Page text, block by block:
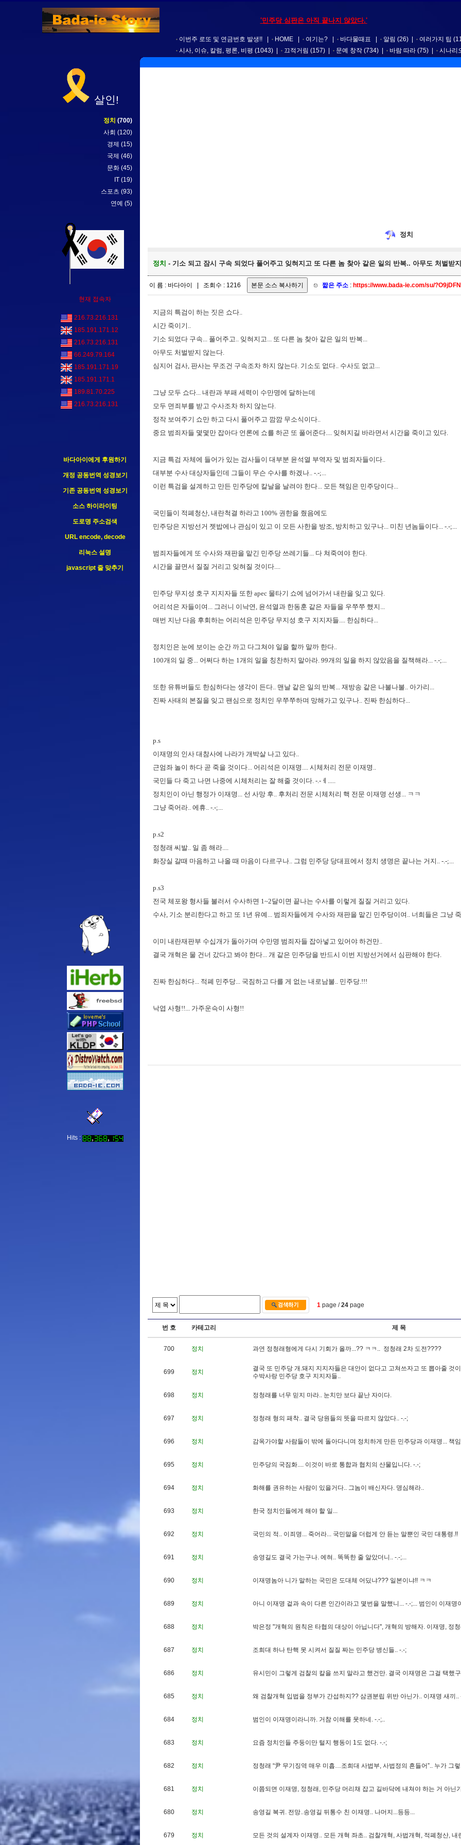
'민주당 심판은 아직 끝나지 않았다.'
이번주 로또 및 연금번호 발생!! HOME 여기는? 바다물때표 알림 (26) 여러가지 팁
시사, 이슈, 칼럼, 평론, 비평 (1043) 끄적거림 (157) 문예 창작 (734) 바람 따라 (75) 시나리
살인!
정치 (700)
사회 (120)
경제 (15)
국제 (46)
문화 (45)
IT (19)
스포츠 (93)
연예 (5)
현재 접속자
216.73.216.131
185.191.171.12
216.73.216.131
66.249.79.164
185.191.171.19
185.191.171.1
189.81.70.225
216.73.216.131
바다아이에게 후원하기
개정 공동번역 성경보기
기존 공동번역 성경보기
소스 하이라이팅
도로명 주소검색
URL encode, decode
리눅스 설명
javascript 줄 맞추기
Hits :
정치
정치 - 기소 되고 잠시 구속 되었다 풀어주고 잊혀지고 또 다른 놈 찾아 같은 일의 반복.. 아무도 처벌받
이 름 : 바다아이 | 조회수 : 1216 짧은 주소 : https://www.bada-ie.com/su/
지금의 특검이 하는 짓은 쇼다..
시간 죽이기..
기소 되었다 구속... 풀어주고.. 잊혀지고... 또 다른 놈 찾아 같은 일의 반복...
아무도 처벌받지 않는다.
심지어 검사, 판사는 무조건 구속조차 하지 않는다. 기소도 없다.. 수사도 없고...
그냥 모두 쇼다... 내란과 부패 세력이 수만명에 달하는데
모두 면죄부를 받고 수사조차 하지 않는다.
정작 보여주기 쇼만 하고 다시 풀어주고 깜깜 무소식이다..
중요 범죄자들 몇몇만 잡아다 언론에 쇼를 하곤 또 풀어준다.... 잊혀지길 바라면서 시간을 죽이고 있다.
지금 특검 자체에 들어가 있는 검사들이 대부분 윤석열 부역자 및 범죄자들이다..
대부분 수사 대상자들인데 그들이 무슨 수사를 하겠나.. -.-;...
이런 특검을 설계하고 만든 민주당에 칼날을 날려야 한다... 모든 책임은 민주당이다...
국민들이 적폐청산, 내란척결 하라고 100% 권한을 줬음에도
민주당은 지방선거 젯밥에나 관심이 있고 이 모든 사한을 방조, 방치하고 있구나... 미친 년놈들이다... -.-;...
범죄자들에게 또 수사와 재판을 맡긴 민주당 쓰레기들... 다 쳐죽여야 한다.
시간을 끌면서 질질 거리고 잊혀질 것이다....
민주당 무지성 호구 지지자들 또한 apec 물타기 쇼에 넘어가서 내란을 잊고 있다.
어리석은 자들이여... 그러니 이낙연, 윤석열과 한동훈 같은 자들을 우쭈쭈 했지...
매번 지난 다음 후회하는 어리석은 민주당 무지성 호구 지지자들.... 한심하다...
정치인은 눈에 보이는 순간 까고 다그쳐야 일을 할까 말까 한다..
100개의 일 중... 어쩌다 하는 1개의 일을 칭찬하지 말아라. 99개의 일을 하지 않았음을 질책해라... -.-;...
또한 유튜버들도 한심하다는 생각이 든다.. 맨날 같은 일의 반복... 재방송 같은 나불나불.. 아가리...
진짜 사태의 본질을 잊고 팬심으로 정치인 우쭈쭈하며 망해가고 있구나.. 진짜 한심하다...
p.s
이재명의 인사 대참사에 나라가 개박살 나고 있다..
근엄좌 놀이 하다 곧 죽을 것이다... 어리석은 이재명.... 시체처리 전문 이재명..
국민들 다 죽고 나면 나중에 시체처리는 잘 해줄 것이다. -.-ㅔ.....
정치인이 아닌 행정가 이재명... 선 사망 후.. 후처리 전문 시체처리 핵 전문 이재명 선생... ㅋㅋ
그냥 죽어라.. 에휴.. -.-;...
p.s2
정청래 씨발.. 일 좀 해라....
화장실 갈때 마음하고 나올 때 마음이 다르구나.. 그럼 민주당 당대표에서 정치 생명은 끝나는 거지.. -.-;...
p.s3
전국 체포왕 형사들 불러서 수사하면 1~2달이면 끝나는 수사를 이렇게 질질 거리고 있다.
수사, 기소 분리한다고 하고 또 1년 유예... 범죄자들에게 수사와 재판을 맡긴 민주당이여.. 너희들은 그냥
이미 내란재판부 수십개가 돌아가며 수만명 범죄자들 잡아넣고 있어야 하건만..
결국 개혁은 물 건너 갔다고 봐야 한다... 개 같은 민주당을 반드시 이번 지방선거에서 심판해야 한다.
진짜 한심하다... 적폐 민주당... 국짐하고 다를 게 없는 내로남불.. 민주당.!!!
낙엽 사형!!... 가주운슥이 사형!!
1 page /24 page
번 호 카테고리 제 목
700 정치 과연 정청래 형에 게 다시 기 회 가 올까...?? ㅋ ㅋ .. 정청래 2차 도전????
699 정치 결 국 또 민주당 개 .돼 지 지 지 자들은 대 안이 없다고 고쳐 쓰자고 또 뽑아줄 것이
수박사랑 민주당 호구 지 지 자들..
698 정치 정청래 를 너 무 믿지 마라.. 눈치 만 보다 끝난 자이 다.
697 정치 정청래 형의 패 착.. 결 국 당원 들의 뜻을 따르지 않았다.. -.-;
696 정치 감옥가야할 사람들이 밖에 돌아다니 며 정치 하게 만든 민주당과 이 재 명... 책임
695 정치 민주당의 국짐화.... 이 것이 바로 통합과 협 치 의 산물입 니 다. -.-;
694 정치 화해 를 권 유하는 사람이 있을거 다.. 그놈이 배신자다. 명심해 라..
693 정치 한국 정치 인들에 게 해 야 할 일 ...
692 정치 국민의 적 .. 이 죄 명... 죽어 라... 국민말을 더 럽게 안 듣는 말뿐인 국민 대 통령.!!
691 정치 송영길 도 결 국 가는구나. 에 혀 .. 똑똑한 줄 알았더 니 .. -.-;...
690 정치 이 재 명놈아 니 가 말하는 국민은 도대체 어 딨냐??? 일 본이 냐!! ㅋ ㅋ
689 정치 아니 이 재 명 겉과 속이 다른 인간이 라고 몇번 을 말했니 ... -.-;... 범 인이 이 재 명
688 정치 박은정 "개 혁 의 원 칙 은 타협 의 대상이 아닙 니 다", 개 혁 의 방해자. 이 재 명, 정청
687 정치 조희 대 하나 탄핵 못 시 켜서 질 질 짜는 민주당 병신들.. -.-;
686 정치 유시 민이 그렇게 검 찰의 칼을 쓰지 말라고 했건 만. 결 국 이 재 명은 그걸 택했구
685 정치 왜 검 찰개 혁 입 법 을 정부가 간섭하지 ?? 삼권 분립 위 반 아닌가.. 이 재 명 새끼 ..
684 정치 범 인이 이 재 명이 라니 까. 거 참 이 해 를 못하네 . -.-;..
683 정치 요즘 정치 인들 주둥이 만 털 지 행동이 1도 없다. -.-;
682 정치 정청래 “尹 무기 징역 매 우 미 흡…조희 대 사법 부, 사법 정의 흔들어”.. 누가 그렇
681 정치 이 쯤되 면 이 재 명, 정청래 , 민주당 머 리 채 잡고 길 바닥에 내 쳐 야 하는 거 아닌
680 정치 송영길 복귀 . 전 망..송영길 뒤 통수 친 이 재 명.. 나머 지 ...등등...
679 정치 모든 것의 설계 자 이 재 명.. 모든 개 혁 좌초.. 검 찰개 혁 , 사법개 혁 , 적폐 청산, 내